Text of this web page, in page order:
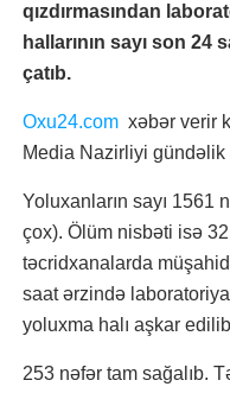
qızdırmasından
hallarının sayı son 24
çatıb.
Oxu24.com xəbər verir
Media Nazirliyi
Yoluxanların sayı 1561
çox). Ölüm nisbəti isə
təcridxanalarda
saat ərzində
yoluxma halı aşkar
253 nəfər tam sağalıb.